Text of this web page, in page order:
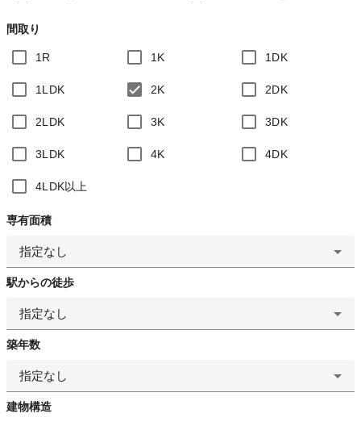
間取り
1R 1K 1DK
1LDK 2K 2DK
2LDK 3K 3DK
3LDK 4K 4DK
4LDK以上
専有面積
指定なし
駅からの徒歩
指定なし
築年数
指定なし
建物構造